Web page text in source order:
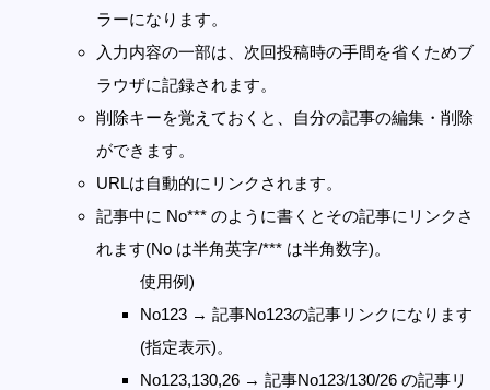
ラーになります。
入力内容の一部は、次回投稿時の手間を省くためブ
ラウザに記録されます。
削除キーを覚えておくと、自分の記事の編集・削除
ができます。
URLは自動的にリンクされます。
記事中に No*** のように書くとその記事にリンクさ
れます(No は半角英字/*** は半角数字)。
使用例)
No123 → 記事No123の記事リンクになります
(指定表示)。
No123,130,26 → 記事No123/130/26 の記事リ